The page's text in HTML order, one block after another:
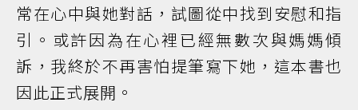
常在心中與她對話，試圖從中找到安慰和指
引。或許因為在心裡已經無數次與媽媽傾
訴，我終於不再害怕提筆寫下她，這本書也
因此正式展開。